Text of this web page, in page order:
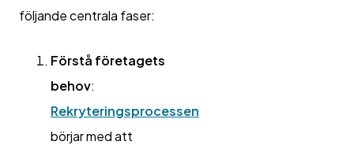
följande centrala faser:
Förstå företagets
behov:
Rekryteringsprocessen
börjar med att